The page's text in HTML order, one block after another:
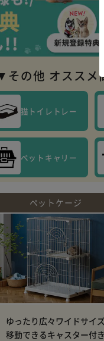
その他 オスス
猫トイレトレー
ペットキャリー
ペットケージ
ゆったり広々ワイドサイ
移動できるキャスター付き